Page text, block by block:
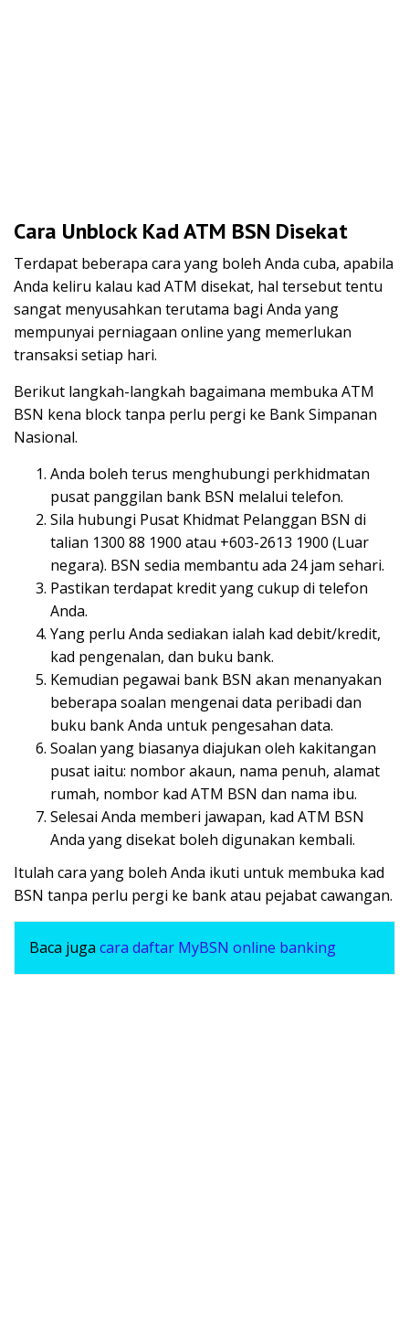
Cara Unblock Kad ATM BSN Disekat
Terdapat beberapa cara yang boleh Anda cuba, apabila
Anda keliru kalau kad ATM disekat, hal tersebut tentu
sangat menyusahkan terutama bagi Anda yang
mempunyai perniagaan online yang memerlukan
transaksi setiap hari.
Berikut langkah-langkah bagaimana membuka ATM
BSN kena block tanpa perlu pergi ke Bank Simpanan
Nasional.
Anda boleh terus menghubungi perkhidmatan
pusat panggilan bank BSN melalui telefon.
Sila hubungi Pusat Khidmat Pelanggan BSN di
talian 1300 88 1900 atau +603-2613 1900 (Luar
negara). BSN sedia membantu ada 24 jam sehari.
Pastikan terdapat kredit yang cukup di telefon
Anda.
Yang perlu Anda sediakan ialah kad debit/kredit,
kad pengenalan, dan buku bank.
Kemudian pegawai bank BSN akan menanyakan
beberapa soalan mengenai data peribadi dan
buku bank Anda untuk pengesahan data.
Soalan yang biasanya diajukan oleh kakitangan
pusat iaitu: nombor akaun, nama penuh, alamat
rumah, nombor kad ATM BSN dan nama ibu.
Selesai Anda memberi jawapan, kad ATM BSN
Anda yang disekat boleh digunakan kembali.
Itulah cara yang boleh Anda ikuti untuk membuka kad
BSN tanpa perlu pergi ke bank atau pejabat cawangan.
Baca jugacara daftar MyBSN online banking